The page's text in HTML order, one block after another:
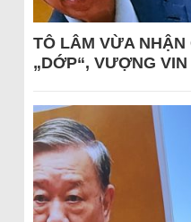
TÔ LÂM VỪA
„DỚP“, VƯỢNG